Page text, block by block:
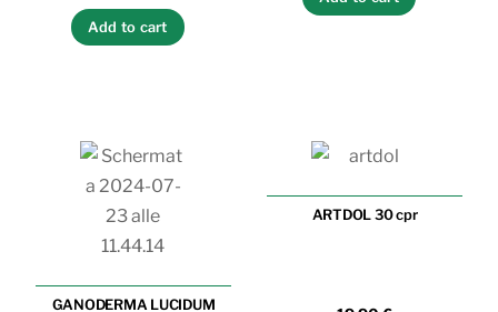
Add to cart
GANODERMA LUCIDUM
ARTDOL 30 cpr